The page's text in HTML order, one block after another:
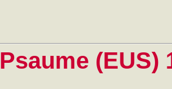
Psaume (EUS)